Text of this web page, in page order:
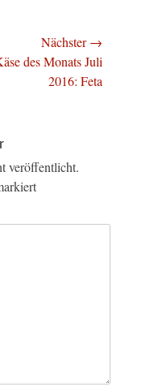
Nächster →
des Monats Juli
2016: Feta
veröffentlicht.